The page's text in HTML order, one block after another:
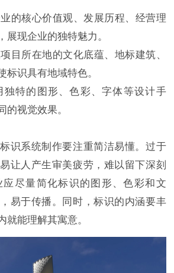
的核心价值观、发展历程、经营理
展现企业的独特魅力。
目所在地的文化底蕴、地标建筑、
标识具有地域特色。
独特的图形、色彩、字体等设计手
的视觉效果。
识系统制作要注重简洁易懂。过于
让人产生审美疲劳，难以留下深刻
尽量简化标识的图形、色彩和文
易于传播。同时，标识的内涵要丰
就能理解其寓意。